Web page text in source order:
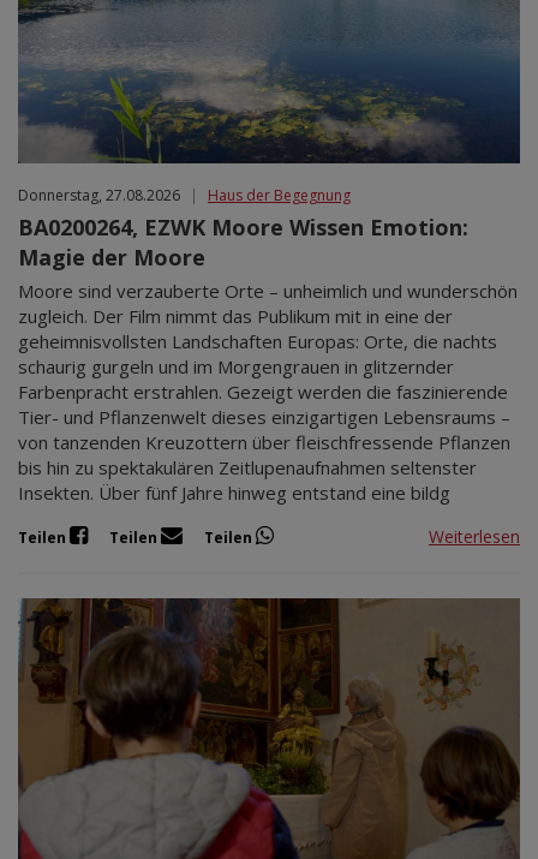
Donnerstag, 27.08.2026 | Haus der Begegnung
BA0200264, EZWK Moore Wissen Emotion:
Magie der Moore
Moore sind verzauberte Orte – unheimlich und wunderschön
zugleich. Der Film nimmt das Publikum mit in eine der
geheimnisvollsten Landschaften Europas: Orte, die nachts
schaurig gurgeln und im Morgengrauen in glitzernder
Farbenpracht erstrahlen. Gezeigt werden die faszinierende
Tier- und Pflanzenwelt dieses einzigartigen Lebensraums –
von tanzenden Kreuzottern über fleischfressende Pflanzen
bis hin zu spektakulären Zeitlupenaufnahmen seltenster
Insekten. Über fünf Jahre hinweg entstand eine bildg
Teilen Teilen Teilen Weiterlesen